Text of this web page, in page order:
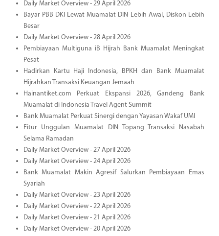
Daily Market Overview - 29 April 2026
Bayar PBB DKI Lewat Muamalat DIN Lebih Awal, Diskon Lebih
Besar
Daily Market Overview - 28 April 2026
Pembiayaan Multiguna iB Hijrah Bank Muamalat Meningkat
Pesat
Hadirkan Kartu Haji Indonesia, BPKH dan Bank Muamalat
Hijrahkan Transaksi Keuangan Jemaah
Hainantiket.com Perkuat Ekspansi 2026, Gandeng Bank
Muamalat di Indonesia Travel Agent Summit
Bank Muamalat Perkuat Sinergi dengan Yayasan Wakaf UMI
Fitur Unggulan Muamalat DIN Topang Transaksi Nasabah
Selama Ramadan
Daily Market Overview - 27 April 2026
Daily Market Overview - 24 April 2026
Bank Muamalat Makin Agresif Salurkan Pembiayaan Emas
Syariah
Daily Market Overview - 23 April 2026
Daily Market Overview - 22 April 2026
Daily Market Overview - 21 April 2026
Daily Market Overview - 20 April 2026